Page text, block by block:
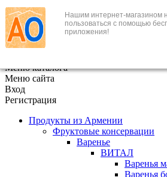
Нашим интернет-магазином
пользоваться с помощью
приложения!
+7 (495) 646-888-1
В корзине
Меню каталога
Меню сайта
Вход
Регистрация
Продукты из Армении
Фруктовые консервации
Варенье
ВИТАЛ
Варенья
Варенья